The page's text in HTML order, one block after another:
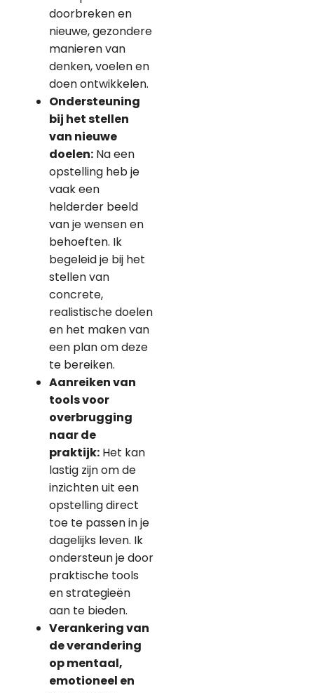
doorbreken en
nieuwe, gezondere
manieren van
denken, voelen en
doen ontwikkelen.
Ondersteuning
bij het stellen
van nieuwe
doelen: Na een
opstelling heb je
vaak een
helderder beeld
van je wensen en
behoeften. Ik
begeleid je bij het
stellen van
concrete,
realistische doelen
en het maken van
een plan om deze
te bereiken.
Aanreiken van
tools voor
overbrugging
naar de
praktijk: Het kan
lastig zijn om de
inzichten uit een
opstelling direct
toe te passen in je
dagelijks leven. Ik
ondersteun je door
praktische tools
en strategieën
aan te bieden.
Verankering van
de verandering
op mentaal,
emotioneel en